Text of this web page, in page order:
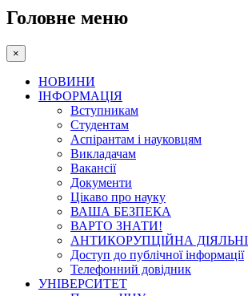
Головне меню
×
НОВИНИ
ІНФОРМАЦІЯ
Вступникам
Студентам
Аспірантам і науковцям
Викладачам
Вакансії
Документи
Цікаво про науку
ВАША БЕЗПЕКА
ВАРТО ЗНАТИ!
АНТИКОРУПЦІЙНА
Доступ до публічної інформації
Телефонний довідник
УНІВЕРСИТЕТ